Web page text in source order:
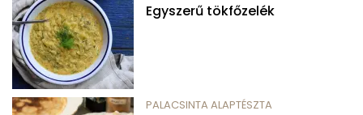
Egyszerű tökfőzelék
PALACSINTA ALAPTÉSZTA